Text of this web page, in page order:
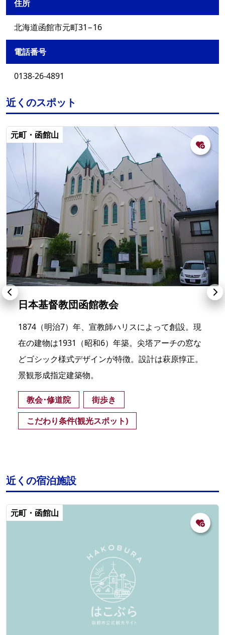
住所
北海道函館市元町31−16
電話番号
0138-26-4891
近くのスポット
元町・函館山
日本基督教団函館教会
1874（明治7）年、宣教師ハリスによって創設。現
在の建物は1931（昭和6）年築。尖塔アーチの窓な
どゴシック様式デザインが特徴。設計は萩原惇正。
景観形成指定建築物。
教会･修道院
街歩き
こだわり条件(観光スポット)
近くの宿泊施設
元町・函館山